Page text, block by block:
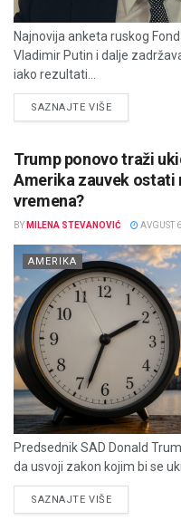
Najnovija anketa ruskog
Vladimir Putin i dalje
iako rezultati...
SAZNAJTE VIŠEDETAILS
Trump ponovo traži
Amerika zauvek ostati
vremena?
BY MILENA STEVANOVIĆ AVGUST
AMERIKA
Predsednik SAD Donald
da usvoji zakon kojim bi se
SAZNAJTE VIŠEDETAILS